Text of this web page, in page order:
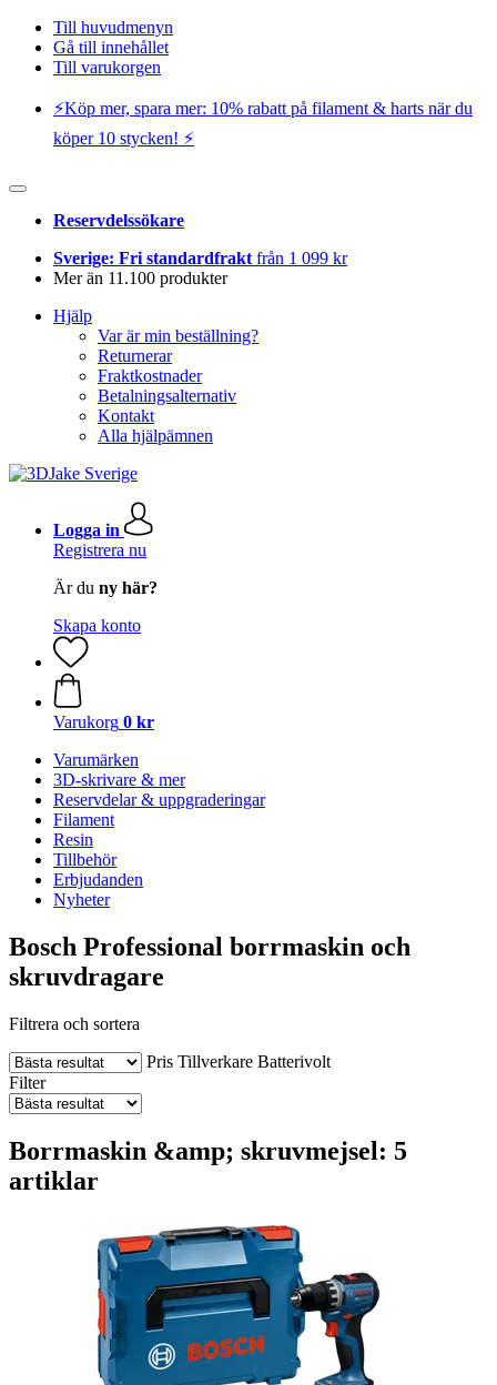
Till huvudmenyn
Gå till innehållet
Till varukorgen
⚡️Köp mer, spara mer: 10% rabatt på filament & harts när du
köper 10 stycken! ⚡️
Reservdelssökare
Sverige: Fri standardfrakt från 1 099 kr
Mer än 11.100 produkter
Hjälp
Var är min beställning?
Returnerar
Fraktkostnader
Betalningsalternativ
Kontakt
Alla hjälpämnen
Logga in
Registrera nu
Är du ny här?
Skapa konto
Varukorg 0 kr
Varumärken
3D-skrivare & mer
Reservdelar & uppgraderingar
Filament
Resin
Tillbehör
Erbjudanden
Nyheter
Bosch Professional borrmaskin och
skruvdragare
Filtrera och sortera
Pris Tillverkare Batterivolt
Filter
Borrmaskin &amp; skruvmejsel: 5
artiklar